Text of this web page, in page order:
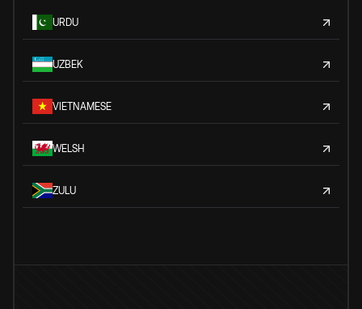
URDU
UZBEK
VIETNAMESE
WELSH
ZULU